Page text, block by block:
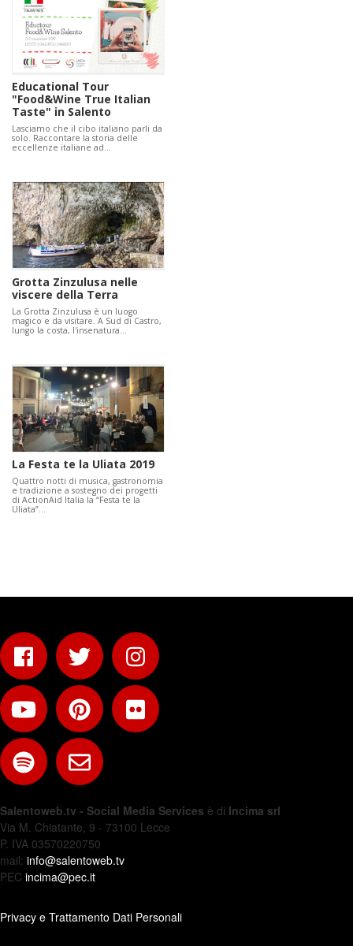
Educational Tour
"Food&Wine True Italian
Taste" in Salento
Lasciamo che il cibo italiano parli da
solo. Raccontare la storia delle
eccellenze italiane ad…
Grotta Zinzulusa nelle
viscere della Terra
La Grotta Zinzulusa è un luogo
magico e da visitare. A Sud di Castro,
lungo la costa, l'insenatura…
La Festa te la Uliata 2019
Quattro notti di musica, gastronomia
e tradizione a sostegno dei progetti
di ActionAid Italia la “Festa te la
Uliata”…
Salentoweb.tv - Social Media Services è di Incima srl
Via M. Chiatante, 9 - 73100 Lecce
P. IVA 03570220750
mail: info@salentoweb.tv
PEC incima@pec.it
Privacy e Trattamento Dati Personali